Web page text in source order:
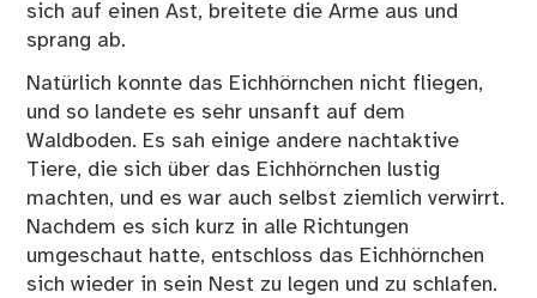
sich auf einen Ast, breitete die Arme aus und
sprang ab.
Natürlich konnte das Eichhörnchen nicht fliegen,
und so landete es sehr unsanft auf dem
Waldboden. Es sah einige andere nachtaktive
Tiere, die sich über das Eichhörnchen lustig
machten, und es war auch selbst ziemlich verwirrt.
Nachdem es sich kurz in alle Richtungen
umgeschaut hatte, entschloss das Eichhörnchen
sich wieder in sein Nest zu legen und zu schlafen.